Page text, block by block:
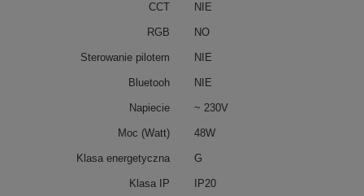
CCT NIE
RGB NO
Sterowanie pilotem NIE
Bluetooh NIE
Napiecie ~ 230V
Moc (Watt) 48W
Klasa energetyczna G
Klasa IP IP20